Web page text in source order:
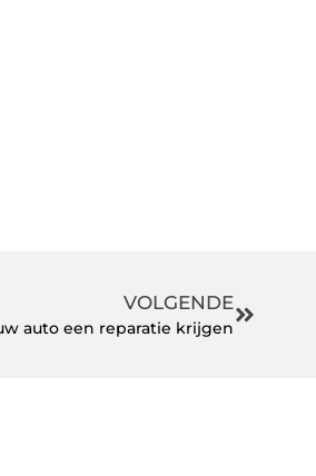
VOLGENDE
auto een reparatie krijgen